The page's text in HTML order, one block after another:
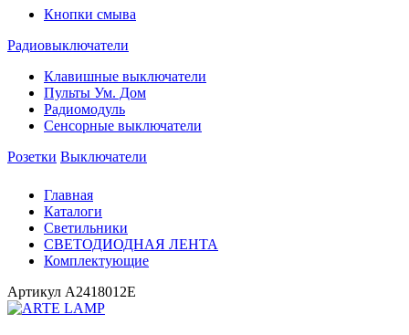
Кнопки смыва
Радиовыключатели
Клавишные выключатели
Пульты Ум. Дом
Радиомодуль
Сенсорные выключатели
Розетки Выключатели
Главная
Каталоги
Светильники
СВЕТОДИОДНАЯ ЛЕНТА
Комплектующие
Артикул A2418012E